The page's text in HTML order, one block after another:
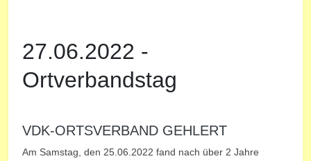
27.06.2022 -
Ortverbandstag
VDK-ORTSVERBAND GEHLERT
Am Samstag, den 25.06.2022 fand nach über 2 Jahre